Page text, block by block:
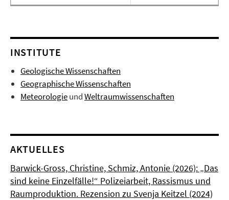
INSTITUTE
Geologische Wissenschaften
Geographische Wissenschaften
MeteorologieundWeltraumwissenschaften
AKTUELLES
Barwick-Gross, Christine, Schmiz, Antonie (2026): „Das
sind keine Einzelfälle!“ Polizeiarbeit, Rassismus und
Raumproduktion. Rezension zu Svenja Keitzel (2024)